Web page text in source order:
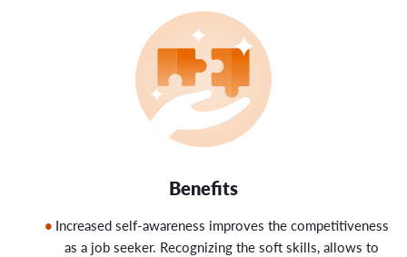
Benefits
Increased self-awareness improves the competitiveness
as a job seeker. Recognizing the soft skills, allows to